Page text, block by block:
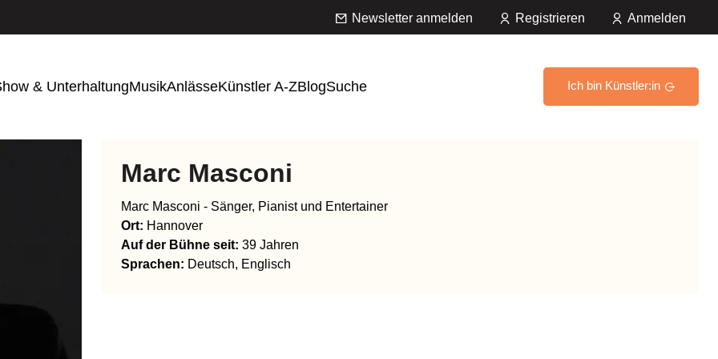
Newsletter anmelden Registrieren Anmelden
& UnterhaltungMusikAnlässeKünstler A-ZBlogSuche Ich bin Künstler:in
Marc Masconi
Marc Masconi - Sänger, Pianist und Entertainer
Ort: Hannover
Auf der Bühne seit: 39 Jahren
Sprachen: Deutsch, Englisch